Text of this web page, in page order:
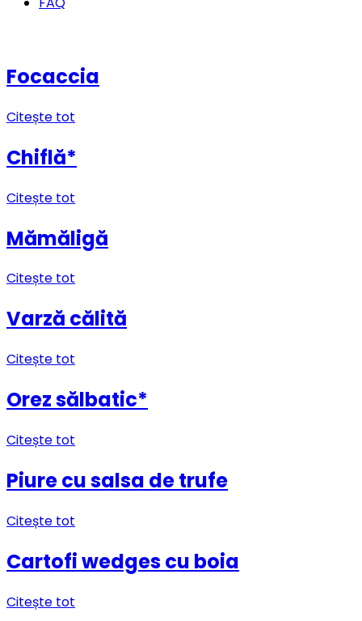
Focaccia
Citește tot
Chiflă*
Citește tot
Mămăligă
Citește tot
Varză călită
Citește tot
Orez sălbatic*
Citește tot
Piure cu salsa de trufe
Citește tot
Cartofi wedges cu boia
Citește tot